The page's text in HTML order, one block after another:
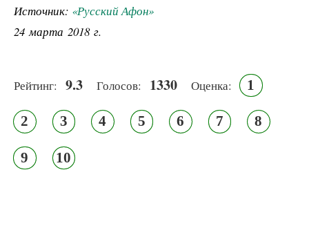
Источник: «Русский Афон»
24 марта 2018 г.
Рейтинг: 9.3 Голосов: 1330 Оценка: 1
2 3 4 5 6 7 8
9 10